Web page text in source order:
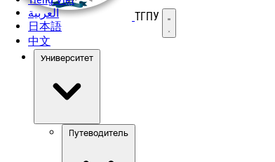
العربية
日本語
中文
ТГПУ Открыть меню
Университет
Путеводитель